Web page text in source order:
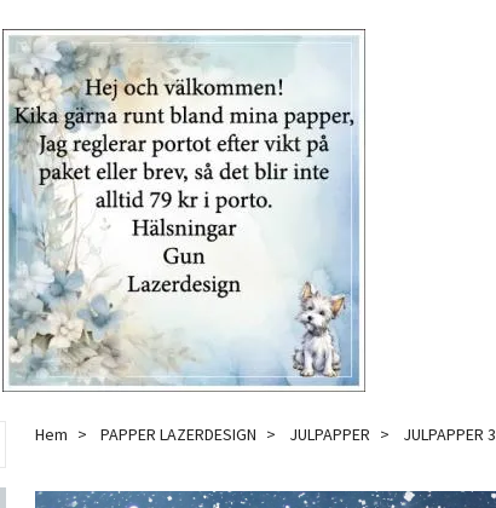
Hem PAPPER LAZERDESIGN JULPAPPER JULPAPPER